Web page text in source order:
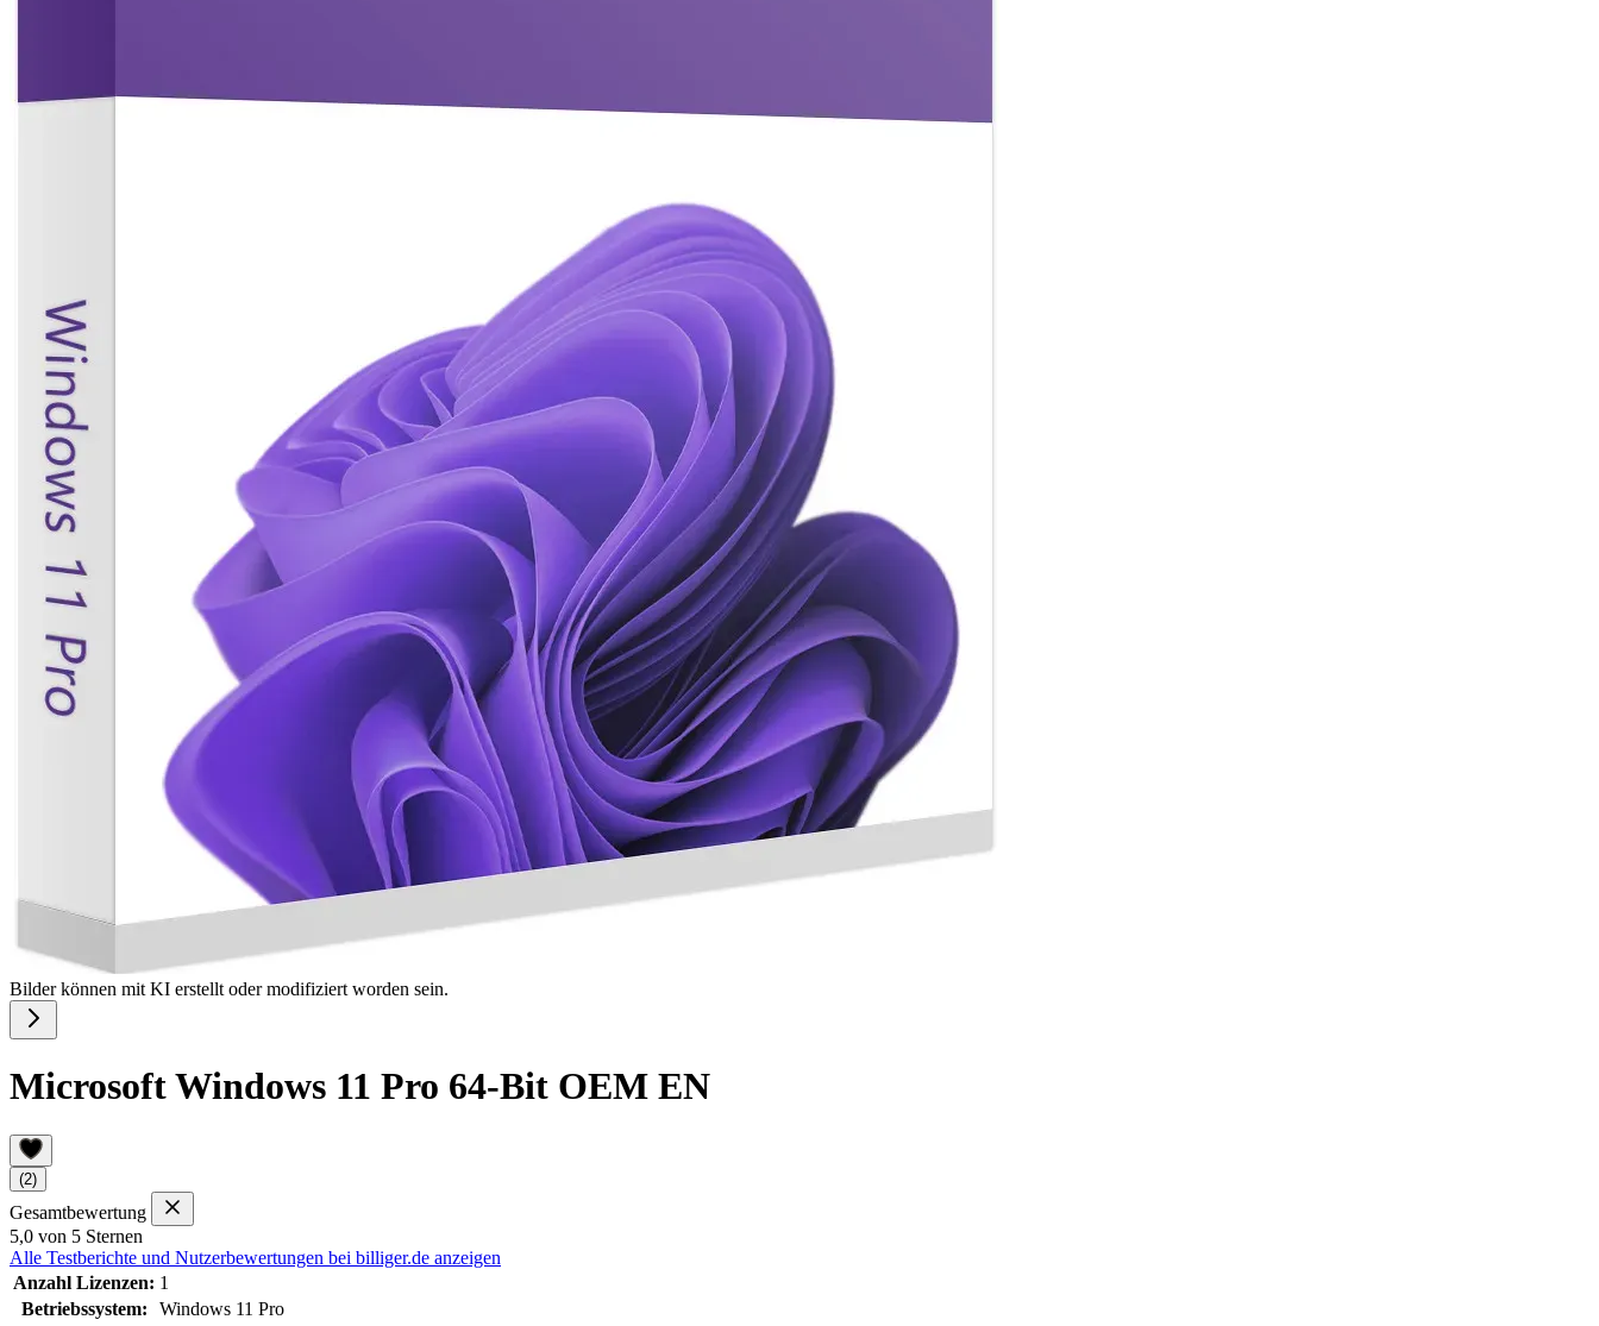
Bilder können mit KI erstellt oder modifiziert worden sein.
Microsoft Windows 11 Pro 64-Bit OEM EN
(2)
Gesamtbewertung
5,0 von 5 Sternen
Alle Testberichte und Nutzerbewertungen bei billiger.de anzeigen
Anzahl Lizenzen: 1
Betriebssystem:
Windows 11 Pro